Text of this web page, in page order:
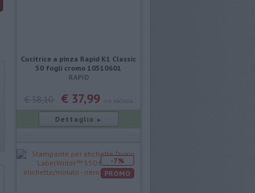
Cucitrice a pinza Rapid K1 Classic
50 fogli cromo 10510601
RAPID
€ 38,10 € 37,99
Dettaglio ►
-7%
PROMO